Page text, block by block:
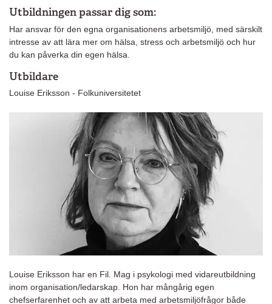
Utbildningen passar dig som:
Har ansvar för den egna organisationens arbetsmiljö, med särskilt
intresse av att lära mer om hälsa, stress och arbetsmiljö och hur
du kan påverka din egen hälsa.
Utbildare
Louise Eriksson - Folkuniversitetet
Louise Eriksson har en Fil. Mag i psykologi med vidareutbildning
inom organisation/ledarskap. Hon har mångårig egen
chefserfarenhet och av att arbeta med arbetsmiljöfrågor både